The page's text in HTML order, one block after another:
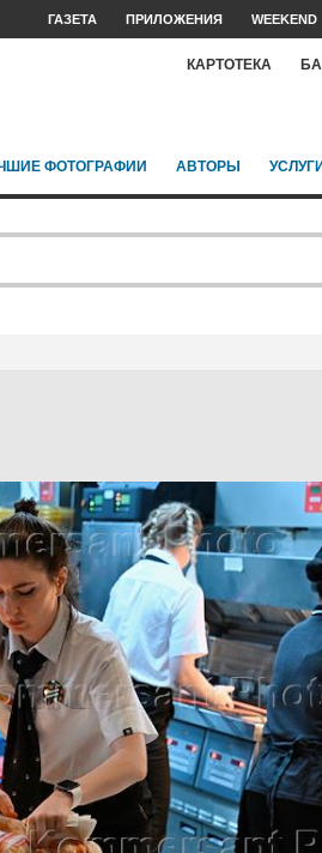
ГАЗЕТА ПРИЛОЖЕНИЯ WEEKEND
КАРТОТЕКА
ФОТОГРАФИИ АВТОРЫ УСЛУГИ